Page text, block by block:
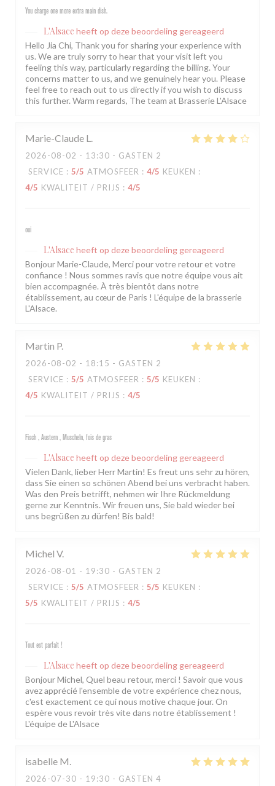
You charge one more extra main dish.
L'Alsace heeft op deze beoordeling gereageerd
Hello Jia Chi, Thank you for sharing your experience with
us. We are truly sorry to hear that your visit left you
feeling this way, particularly regarding the billing. Your
concerns matter to us, and we genuinely hear you. Please
feel free to reach out to us directly if you wish to discuss
this further. Warm regards, The team at Brasserie L'Alsace
Marie-Claude L
2026-08-02 - 13:30 - GASTEN 2
SERVICE : 5/5 ATMOSFEER : 4/5 KEUKEN :
4/5 KWALITEIT / PRIJS : 4/5
oui
L'Alsace heeft op deze beoordeling gereageerd
Bonjour Marie-Claude, Merci pour votre retour et votre
confiance ! Nous sommes ravis que notre équipe vous ait
bien accompagnée. À très bientôt dans notre
établissement, au cœur de Paris ! L'équipe de la brasserie
L'Alsace.
Martin P
2026-08-02 - 18:15 - GASTEN 2
SERVICE : 5/5 ATMOSFEER : 5/5 KEUKEN :
4/5 KWALITEIT / PRIJS : 4/5
Fisch , Austern , Muscheln, fois de gras
L'Alsace heeft op deze beoordeling gereageerd
Vielen Dank, lieber Herr Martin! Es freut uns sehr zu hören,
dass Sie einen so schönen Abend bei uns verbracht haben.
Was den Preis betrifft, nehmen wir Ihre Rückmeldung
gerne zur Kenntnis. Wir freuen uns, Sie bald wieder bei
uns begrüßen zu dürfen! Bis bald!
Michel V
2026-08-01 - 19:30 - GASTEN 2
SERVICE : 5/5 ATMOSFEER : 5/5 KEUKEN :
5/5 KWALITEIT / PRIJS : 4/5
Tout est parfait !
L'Alsace heeft op deze beoordeling gereageerd
Bonjour Michel, Quel beau retour, merci ! Savoir que vous
avez apprécié l'ensemble de votre expérience chez nous,
c'est exactement ce qui nous motive chaque jour. On
espère vous revoir très vite dans notre établissement !
L'équipe de L'Alsace
isabelle M
2026-07-30 - 19:30 - GASTEN 4